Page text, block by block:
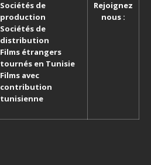
Sociétés de
production
Sociétés de
distribution
Films étrangers
tournés en Tunisie
Films avec
contribution
tunisienne
Rejoignez
nous :